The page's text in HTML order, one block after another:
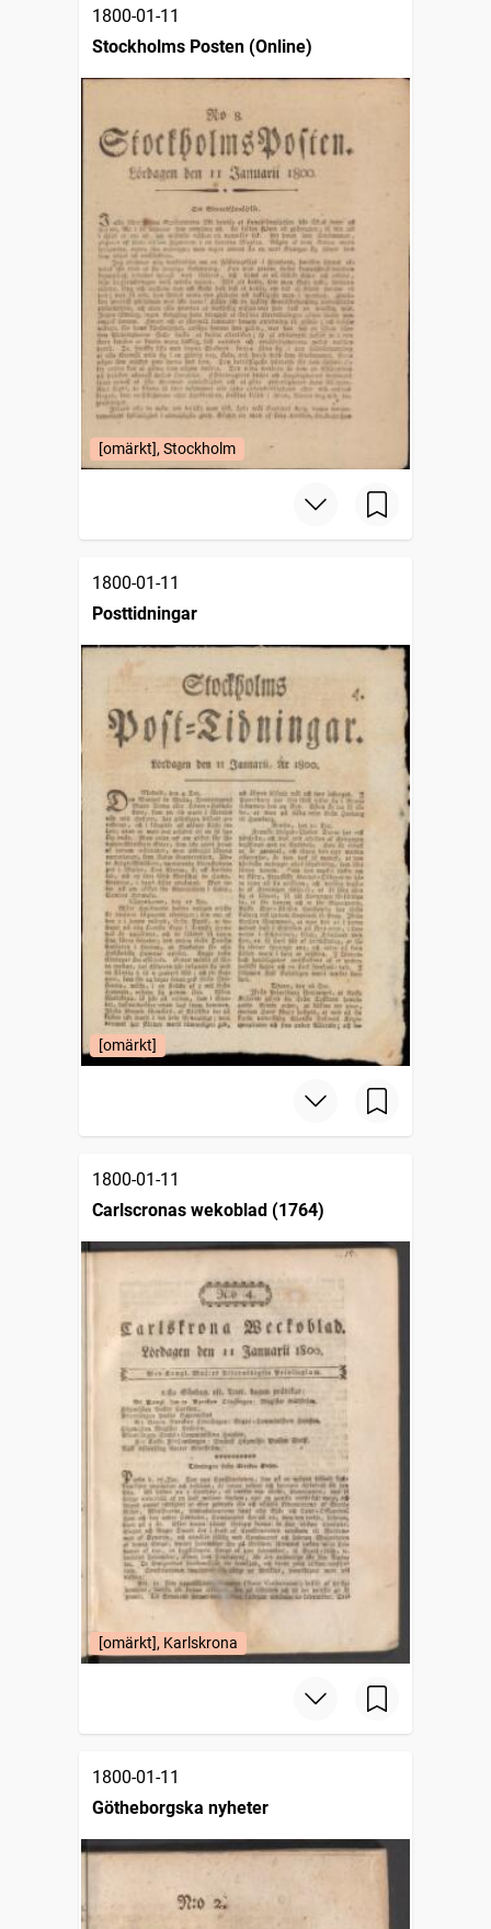
1800-01-11
Stockholms Posten (Online)
[omärkt], Stockholm
1800-01-11
Posttidningar
[omärkt]
1800-01-11
Carlscronas wekoblad (1764)
[omärkt], Karlskrona
1800-01-11
Götheborgska nyheter